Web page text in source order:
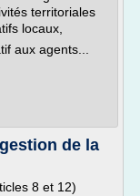
territoriales
locaux,
aux agents...
de la
8 et 12)